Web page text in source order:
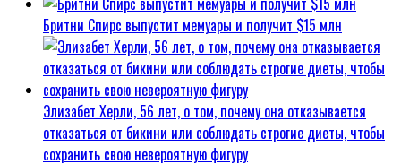
Бритни Спирс выпустит мемуары и получит $15 млн
Элизабет Херли, 56 лет, о том, почему она отказывается
отказаться от бикини или соблюдать строгие диеты, чтобы
сохранить свою невероятную фигуру